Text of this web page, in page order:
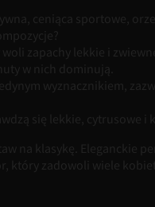
ceniąca sportowe,
woli zapachy lekkie i
w nich dominują.
wyznacznikiem,
się lekkie, cytrusowe i
na klasykę. Eleganckie
który zadowoli wiele